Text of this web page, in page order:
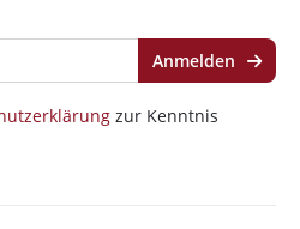
zur Kenntnis
Anmelden